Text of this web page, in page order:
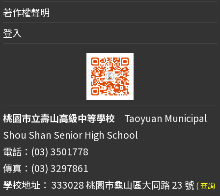
著作權聲明
登入
桃園市立壽山高級中等學校 Taoyuan Municipal
Shou Shan Senior High School
電話：(03) 3501778
傳真：(03) 3297861
學校地址： 333028 桃園市龜山區大同路 23 號 ( 查詢